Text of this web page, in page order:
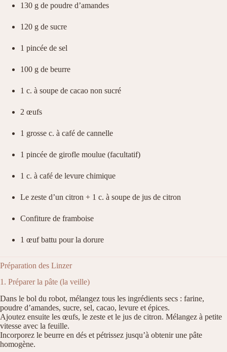
130 g de poudre d’amandes
120 g de sucre
1 pincée de sel
100 g de beurre
1 c. à soupe de cacao non sucré
2 œufs
1 grosse c. à café de cannelle
1 pincée de girofle moulue (facultatif)
1 c. à café de levure chimique
Le zeste d’un citron + 1 c. à soupe de jus de citron
Confiture de framboise
1 œuf battu pour la dorure
Préparation des Linzer
1. Préparer la pâte (la veille)
Dans le bol du robot, mélangez tous les ingrédients secs : farine,
poudre d’amandes, sucre, sel, cacao, levure et épices.
Ajoutez ensuite les œufs, le zeste et le jus de citron. Mélangez à petite
vitesse avec la feuille.
Incorporez le beurre en dés et pétrissez jusqu’à obtenir une pâte
homogène.